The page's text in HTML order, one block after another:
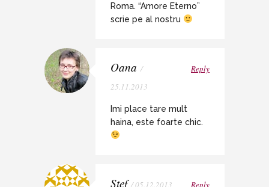
Roma. “Amore Eterno”
scrie pe al nostru
Oana /
25.11.2013
Reply
Imi place tare mult
haina, este foarte chic.
Ștef / 05.12.2013 Reply